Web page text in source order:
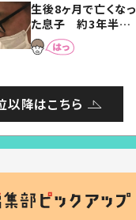
まらない」「幸せにな
れる」
生後8ヶ月で亡くなっ
た息子 約3年半
後、当時の妻の日記
に書いてあった本音
以降はこちら